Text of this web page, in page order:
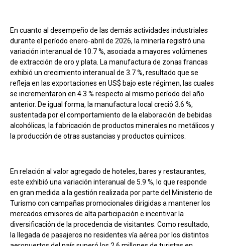
En cuanto al desempeño de las demás actividades industriales
durante el período enero-abril de 2026, la minería registró una
variación interanual de 10.7 %, asociada a mayores volúmenes
de extracción de oro y plata. La manufactura de zonas francas
exhibió un crecimiento interanual de 3.7 %, resultado que se
refleja en las exportaciones en US$ bajo este régimen, las cuales
se incrementaron en 4.3 % respecto al mismo período del año
anterior. De igual forma, la manufactura local creció 3.6 %,
sustentada por el comportamiento de la elaboración de bebidas
alcohólicas, la fabricación de productos minerales no metálicos y
la producción de otras sustancias y productos químicos.
En relación al valor agregado de hoteles, bares y restaurantes,
este exhibió una variación interanual de 5.9 %, lo que responde
en gran medida a la gestión realizada por parte del Ministerio de
Turismo con campañas promocionales dirigidas a mantener los
mercados emisores de alta participación e incentivar la
diversificación de la procedencia de visitantes. Como resultado,
la llegada de pasajeros no residentes vía aérea por los distintos